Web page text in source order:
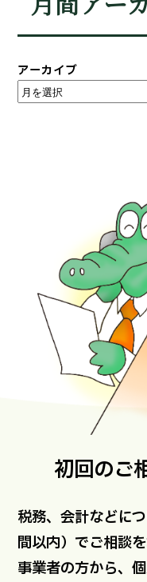
アーカイブ
初回のご
税務、会計などに
間以内）でご相談
事業者の方から、